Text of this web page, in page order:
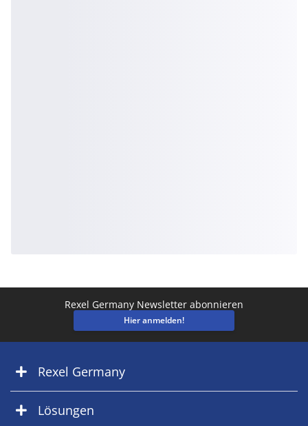
Rexel Germany Newsletter abonnieren
Hier anmelden!
Rexel Germany
Lösungen